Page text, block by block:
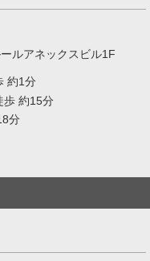
ルアネックスビル1F
約1分
歩 約15分
分